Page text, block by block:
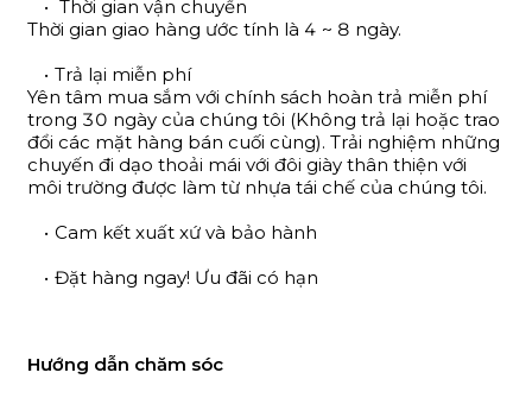
Thời gian vận chuyển
Thời gian giao hàng ước tính là 4 ~ 8 ngày.
Trả lại miễn phí
Yên tâm mua sắm với chính sách hoàn trả miễn phí
trong 30 ngày của chúng tôi (Không trả lại hoặc trao
đổi các mặt hàng bán cuối cùng). Trải nghiệm những
chuyến đi dạo thoải mái với đôi giày thân thiện với
môi trường được làm từ nhựa tái chế của chúng tôi.
Cam kết xuất xứ và bảo hành
Đặt hàng ngay! Ưu đãi có hạn
Hướng dẫn chăm sóc